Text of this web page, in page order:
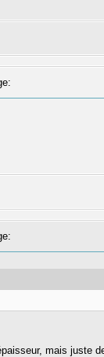
mais juste